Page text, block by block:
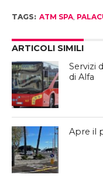
TAGS: ATM SPA,
ARTICOLI SIMILI
Servizi
di Alfa
Apre il